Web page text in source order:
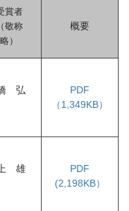
賞者
（敬称
略 ）
概要
弘
PDF
（1,349KB）
雄
PDF
(2,198KB）